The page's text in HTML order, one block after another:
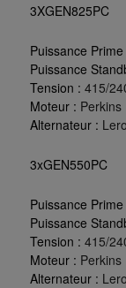
3XGEN825PC
Puissance Prime
Puissance
Tension : 415/
Moteur : Perkins
Alternateur :
3xGEN550PC
Puissance Prime
Puissance
Tension : 415/
Moteur : Perkins
Alternateur :